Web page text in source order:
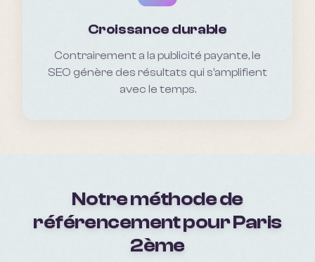
Croissance durable
Contrairement a la publicité payante, le
SEO génère des résultats qui s'amplifient
avec le temps.
Notre méthode de
référencement pourParis
2ème